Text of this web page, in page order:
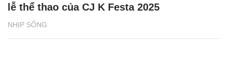
NHỊP SỐNG
lễ thể thao của CJ K Festa 2025